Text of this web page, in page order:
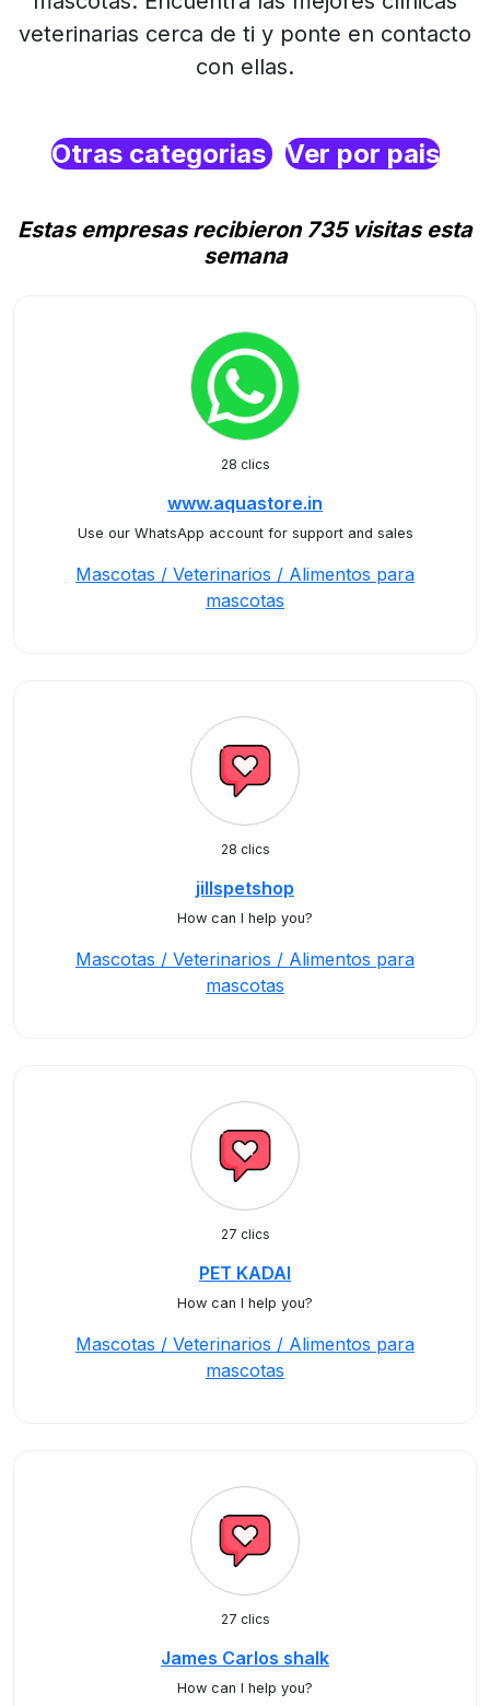
veterinarias cerca de ti y ponte en contacto
con ellas.
Otras categorias Ver por pais
Estas empresas recibieron 735 visitas esta
semana
28 clics
www.aquastore.in
Use our WhatsApp account for support and sales
Mascotas / Veterinarios / Alimentos para
mascotas
28 clics
jillspetshop
How can I help you?
Mascotas / Veterinarios / Alimentos para
mascotas
27 clics
PET KADAI
How can I help you?
Mascotas / Veterinarios / Alimentos para
mascotas
27 clics
James Carlos shalk
How can I help you?